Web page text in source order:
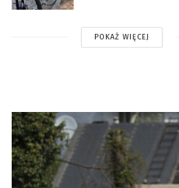
POKAŻ WIĘCEJ